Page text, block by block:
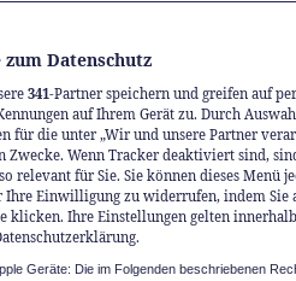
Datenschutz
341-Partner speichern und greifen auf
auf Ihrem Gerät zu. Durch
für die unter „Wir und unsere Partner
Zwecke. Wenn Tracker deaktiviert sind,
relevant für Sie. Sie können dieses Menü
Ihre Einwilligung zu widerrufen, indem Sie
klicken. Ihre Einstellungen gelten
Geräte: Die im Folgenden beschriebenen